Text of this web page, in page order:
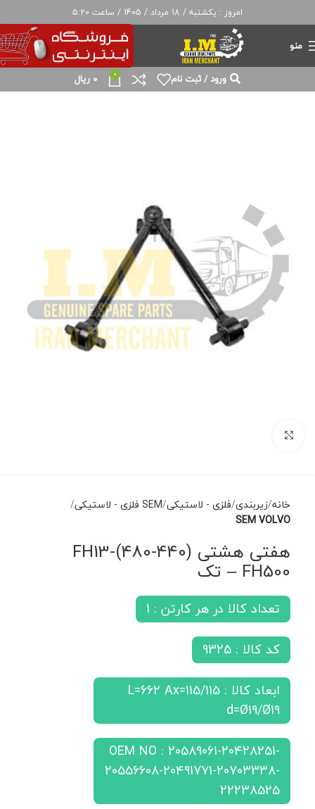
امروز : یکشنبه / 18 مرداد / 1405 / ساعت 5:20
منو
ورود / ثبت نام 0
0 ریال
خانه زیربندی فلزی - لاستیکی SEM فلزی - لاستیکی
SEM VOLVO
هفتی هشتی (440-480)FH13-
FH500 – تک
تعداد کالا در هر کارتن : 1
کد کالا : 9325
ابعاد کالا : L=662 Ax=115/115
d=Ø19/Ø19
OEM NO : 20589061-20428251-
20556608-20491771-20703338-
22238525